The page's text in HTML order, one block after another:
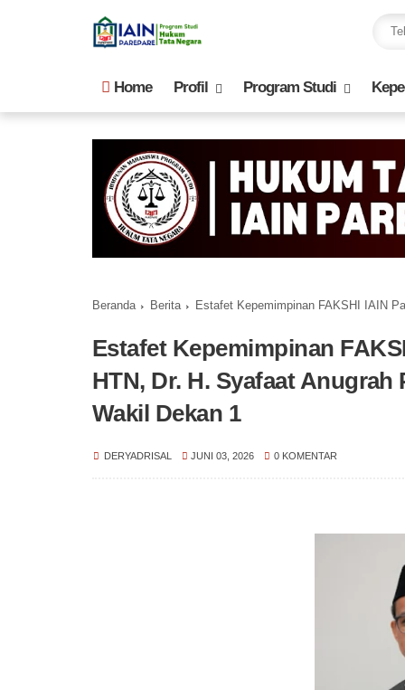
Home Profil Program Studi
Beranda Berita Estafet Kepemimpinan FAKSHI IAIN Parepare:
Estafet Kepemimpinan
HTN, Dr. H. Syafaat
Wakil Dekan 1
DERYADRISAL JUNI 03, 2026 0 KOMENTAR